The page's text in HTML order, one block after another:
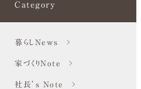
Category
暮らしNews
家づくりNote
社長’s Note